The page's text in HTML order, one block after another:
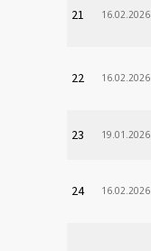
21 16.02.2026
22 16.02.2026
23 19.01.2026
24 16.02.2026